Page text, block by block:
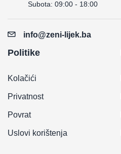
Subota: 09:00 - 18:00
info@zeni-lijek.ba
Politike
Kolačići
Privatnost
Povrat
Uslovi korištenja